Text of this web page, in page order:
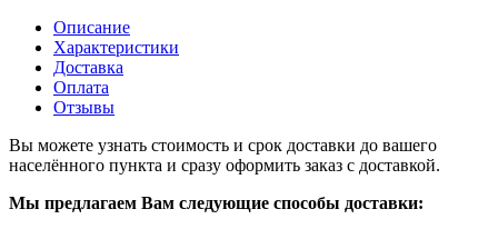
Описание
Характеристики
Доставка
Оплата
Отзывы
Вы можете узнать стоимость и срок доставки до вашего
населённого пункта и сразу оформить заказ с доставкой.
Мы предлагаем Вам следующие способы доставки: